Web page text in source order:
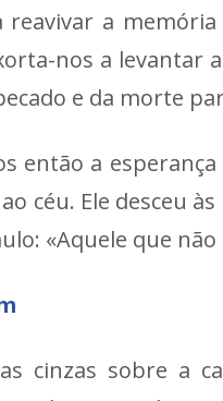
reavivar a
nos a levantar
e da morte
então a
céu. Ele desceu
«Aquele que
cinzas sobre a